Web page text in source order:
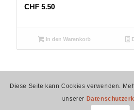
CHF5.50
In den Warenkorb
eifarb.ch – betrieben durch Spruchreif GmbH –
Diese Seite kann Cookies verwenden.
unserer